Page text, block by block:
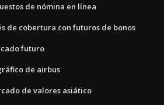
de nómina en línea
de cobertura con futuros de bonos
futuro
de airbus
de valores asiático